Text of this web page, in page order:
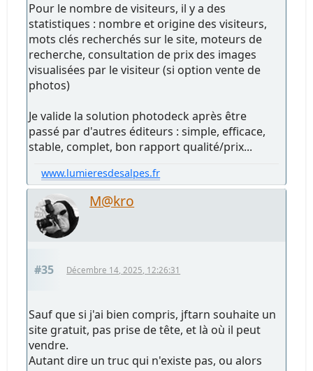
Pour le nombre de visiteurs, il y a des
statistiques : nombre et origine des visiteurs,
mots clés recherchés sur le site, moteurs de
recherche, consultation de prix des images
visualisées par le visiteur (si option vente de
photos)
Je valide la solution photodeck après être
passé par d'autres éditeurs : simple, efficace,
stable, complet, bon rapport qualité/prix...
www.lumieresdesalpes.fr
M@kro
#35 Décembre 14, 2025, 12:26:31
Sauf que si j'ai bien compris, jftarn souhaite un
site gratuit, pas prise de tête, et là où il peut
vendre.
Autant dire un truc qui n'existe pas, ou alors